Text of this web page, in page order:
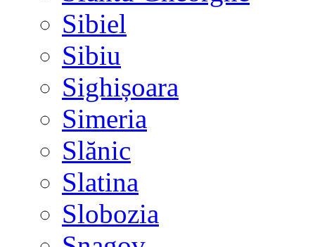
Sibiel
Sibiu
Sighișoara
Simeria
Slănic
Slatina
Slobozia